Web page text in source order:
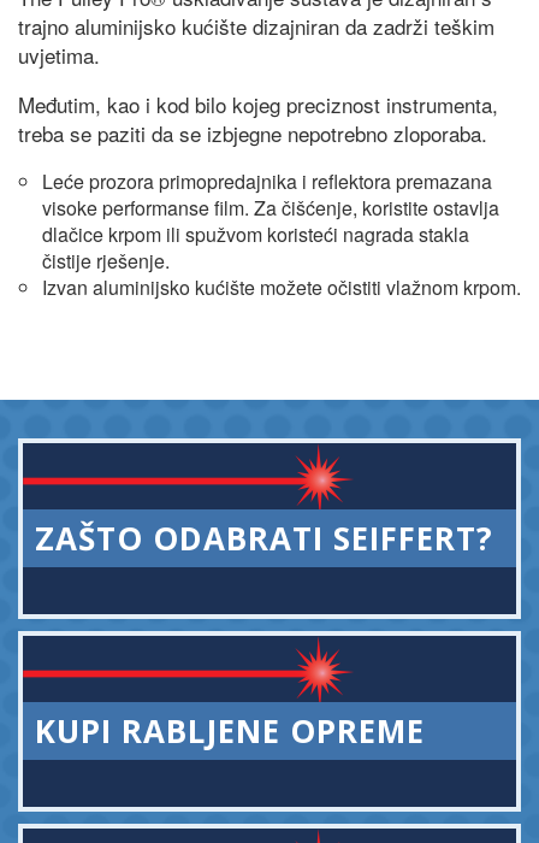
trajno aluminijsko kućište dizajniran da zadrži teškim
uvjetima.
Međutim, kao i kod bilo kojeg preciznost instrumenta,
treba se paziti da se izbjegne nepotrebno zloporaba.
Leće prozora primopredajnika i reflektora premazana
visoke performanse film. Za čišćenje, koristite ostavlja
dlačice krpom ili spužvom koristeći nagrada stakla
čistije rješenje.
Izvan aluminijsko kućište možete očistiti vlažnom krpom.
ZAŠTO ODABRATI SEIFFERT?
KUPI RABLJENE OPREME